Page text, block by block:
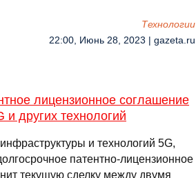
Технологии
22:00, Июнь 28, 2023 | gazeta.ru
лицензионное соглашение
других технологий
и технологий 5G,
патентно-лицензионное
текущую сделку между двумя